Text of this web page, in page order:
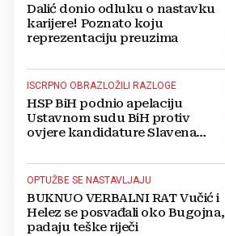
Dalić donio odluku o nastavku
karijere! Poznato koju
reprezentaciju preuzima
ISCRPNO OBRAZLOŽILI RAZLOGE
HSP BiH podnio apelaciju
Ustavnom sudu BiH protiv
ovjere kandidature Slavena
OPTUŽBE SE NASTAVLJAJU
BUKNUO VERBALNI RAT Vučić i
Helez se posvađali oko Bugojna,
padaju teške riječi